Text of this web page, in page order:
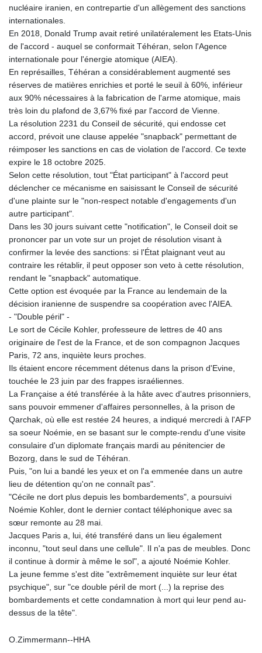
nucléaire iranien, en contrepartie d'un allègement des sanctions
internationales.
En 2018, Donald Trump avait retiré unilatéralement les Etats-Unis
de l'accord - auquel se conformait Téhéran, selon l'Agence
internationale pour l'énergie atomique (AIEA).
En représailles, Téhéran a considérablement augmenté ses
réserves de matières enrichies et porté le seuil à 60%, inférieur
aux 90% nécessaires à la fabrication de l'arme atomique, mais
très loin du plafond de 3,67% fixé par l'accord de Vienne.
La résolution 2231 du Conseil de sécurité, qui endosse cet
accord, prévoit une clause appelée "snapback" permettant de
réimposer les sanctions en cas de violation de l'accord. Ce texte
expire le 18 octobre 2025.
Selon cette résolution, tout "État participant" à l'accord peut
déclencher ce mécanisme en saisissant le Conseil de sécurité
d'une plainte sur le "non-respect notable d'engagements d'un
autre participant".
Dans les 30 jours suivant cette "notification", le Conseil doit se
prononcer par un vote sur un projet de résolution visant à
confirmer la levée des sanctions: si l'État plaignant veut au
contraire les rétablir, il peut opposer son veto à cette résolution,
rendant le "snapback" automatique.
Cette option est évoquée par la France au lendemain de la
décision iranienne de suspendre sa coopération avec l'AIEA.
- "Double péril" -
Le sort de Cécile Kohler, professeure de lettres de 40 ans
originaire de l'est de la France, et de son compagnon Jacques
Paris, 72 ans, inquiète leurs proches.
Ils étaient encore récemment détenus dans la prison d'Evine,
touchée le 23 juin par des frappes israéliennes.
La Française a été transférée à la hâte avec d'autres prisonniers,
sans pouvoir emmener d'affaires personnelles, à la prison de
Qarchak, où elle est restée 24 heures, a indiqué mercredi à l'AFP
sa soeur Noémie, en se basant sur le compte-rendu d'une visite
consulaire d'un diplomate français mardi au pénitencier de
Bozorg, dans le sud de Téhéran.
Puis, "on lui a bandé les yeux et on l'a emmenée dans un autre
lieu de détention qu'on ne connaît pas".
"Cécile ne dort plus depuis les bombardements", a poursuivi
Noémie Kohler, dont le dernier contact téléphonique avec sa
sœur remonte au 28 mai.
Jacques Paris a, lui, été transféré dans un lieu également
inconnu, "tout seul dans une cellule". Il n'a pas de meubles. Donc
il continue à dormir à même le sol", a ajouté Noémie Kohler.
La jeune femme s'est dite "extrêmement inquiète sur leur état
psychique", sur "ce double péril de mort (...) la reprise des
bombardements et cette condamnation à mort qui leur pend au-
dessus de la tête".
O.Zimmermann--HHA